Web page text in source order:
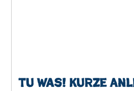
Tu was! Kurze